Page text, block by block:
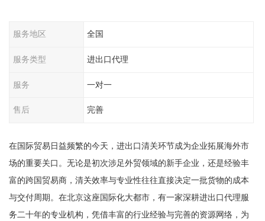
服务地区 全国
服务类型 进出口代理
服务 一对一
售后 完善
在国际贸易日益频繁的今天，进出口清关环节成为企业拓展海外市
场的重要关口。无论是初次涉足外贸领域的新手企业，还是经验丰
富的跨国贸易商，清关效率与专业性往往直接决定一批货物的成本
与交付周期。在北京这座国际化大都市，有一家深耕进出口代理服
务二十年的专业机构，凭借丰富的行业经验与完善的资源网络，为